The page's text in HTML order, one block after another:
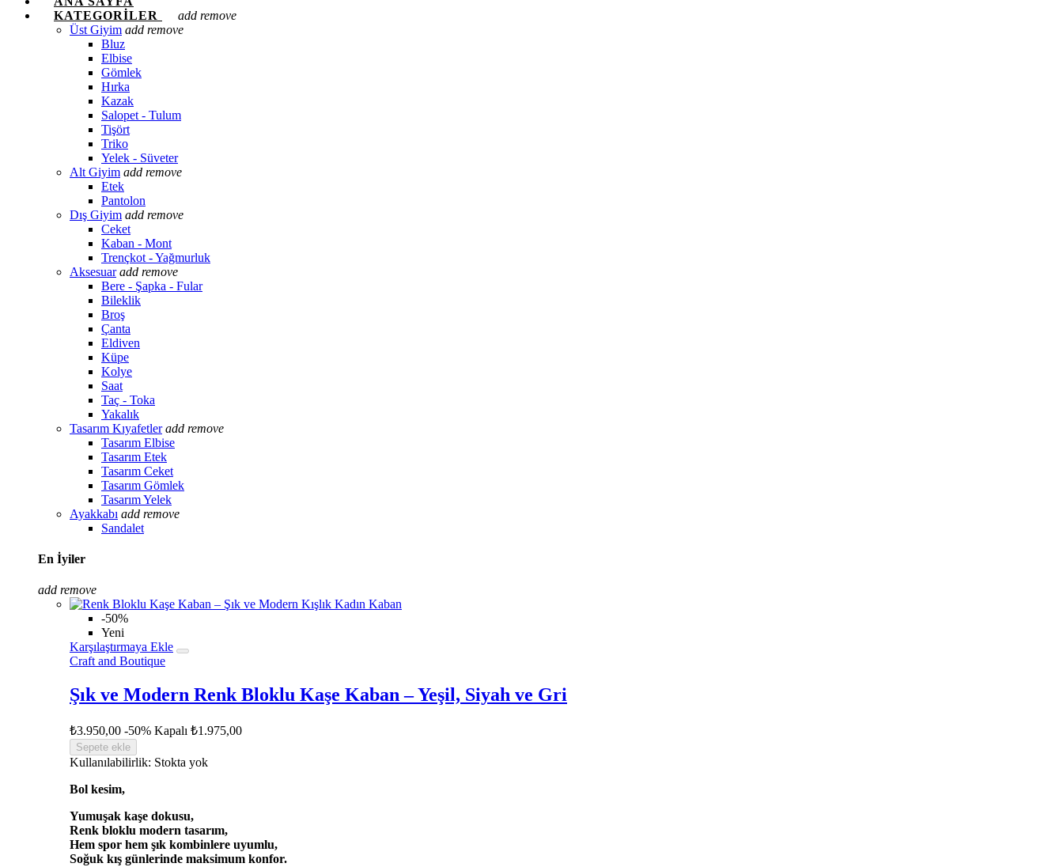
KATEGORILER
add remove
Üst Giyim add remove
Bluz
Elbise
Gömlek
Hırka
Kazak
Salopet - Tulum
Tişört
Triko
Yelek - Süveter
Alt Giyim add remove
Etek
Pantolon
Dış Giyim add remove
Ceket
Kaban - Mont
Trençkot - Yağmurluk
Aksesuar add remove
Bere - Şapka - Fular
Bileklik
Broş
Çanta
Eldiven
Küpe
Kolye
Saat
Taç - Toka
Yakalık
Tasarım Kıyafetler add remove
Tasarım Elbise
Tasarım Etek
Tasarım Ceket
Tasarım Gömlek
Tasarım Yelek
Ayakkabı add remove
Sandalet
En İyiler
add remove
-50%
Yeni
Karşılaştırmaya Ekle
Craft and Boutique
Şık ve Modern Renk Bloklu Kaşe Kaban – Yeşil, Siyah ve Gri
₺3.950,00 -50% Kapalı ₺1.975,00
Sepete ekle
Kullanılabilirlik: Stokta yok
Bol kesim,
Yumuşak kaşe dokusu,
Renk bloklu modern tasarım,
Hem spor hem şık kombinlere uyumlu,
Soğuk kış günlerinde maksimum konfor.